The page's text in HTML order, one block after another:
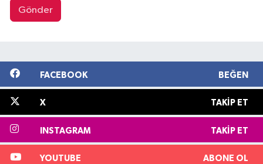
Gönder
FACEBOOK BEĞEN
X TAKIP ET
INSTAGRAM TAKIP ET
YOUTUBE ABONE OL